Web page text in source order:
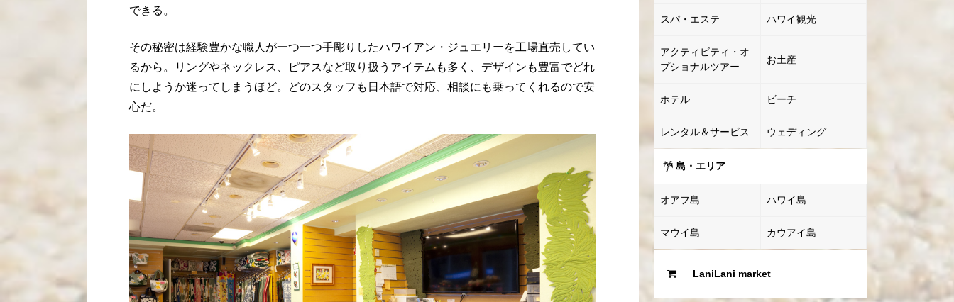
できる。
その秘密は経験豊かな職人が一つ一つ手彫りしたハワイアン・ジュエリーを工場直売してい
るから。リングやネックレス、ピアスなど取り扱うアイテムも多く、デザインも豊富でどれ
にしようか迷ってしまうほど。どのスタッフも日本語で対応、相談にも乗ってくれるので安
心だ。
スパ・エステ ハワイ観光
アクティビティ・オ
プショナルツアー
お土産
ホテル ビーチ
レンタル＆サービス ウェディング
島・エリア
オアフ島 ハワイ島
マウイ島 カウアイ島
LaniLani market